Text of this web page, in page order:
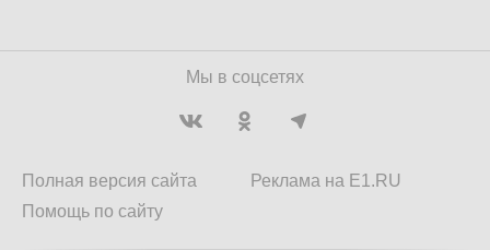
Мы в соцсетях
Полная версия сайта
Помощь по сайту
Реклама на E1.RU